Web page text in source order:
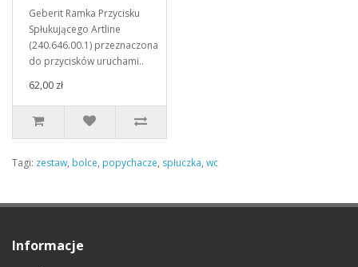
Geberit Ramka Przycisku
Spłukującego Artline
(240.646.00.1) przeznaczona
do przycisków uruchami..
62,00 zł
Tagi: zestaw, bolce, popychacze, spłuczka, wc
Informacje